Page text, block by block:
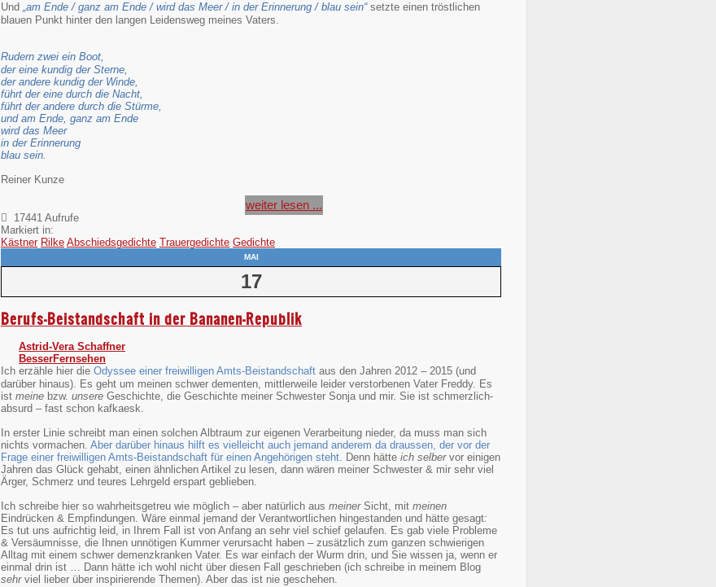
Und „am Ende / ganz am Ende / wird das Meer / in der Erinnerung / blau sein“ setzte einen tröstlichen
blauen Punkt hinter den langen Leidensweg meines Vaters.
Rudern zwei ein Boot,
der eine kundig der Sterne,
der andere kundig der Winde,
führt der eine durch die Nacht,
führt der andere durch die Stürme,
und am Ende, ganz am Ende
wird das Meer
in der Erinnerung
blau sein.
Reiner Kunze
weiter lesen ...
17441 Aufrufe
Markiert in:
Kästner Rilke Abschiedsgedichte Trauergedichte Gedichte
MAI
17
Berufs-Beistandschaft in der Bananen-Republik
Astrid-Vera Schaffner
BesserFernsehen
Ich erzähle hier die Odyssee einer freiwilligen Amts-Beistandschaft aus den Jahren 2012 – 2015 (und
darüber hinaus). Es geht um meinen schwer dementen, mittlerweile leider verstorbenen Vater Freddy. Es
ist meine bzw. unsere Geschichte, die Geschichte meiner Schwester Sonja und mir. Sie ist schmerzlich-
absurd – fast schon kafkaesk.
In erster Linie schreibt man einen solchen Albtraum zur eigenen Verarbeitung nieder, da muss man sich
nichts vormachen. Aber darüber hinaus hilft es vielleicht auch jemand anderem da draussen, der vor der
Frage einer freiwilligen Amts-Beistandschaft für einen Angehörigen steht. Denn hätte ich selbervor einigen
Jahren das Glück gehabt, einen ähnlichen Artikel zu lesen, dann wären meiner Schwester & mir sehr viel
Ärger, Schmerz und teures Lehrgeld erspart geblieben.
Ich schreibe hier so wahrheitsgetreu wie möglich – aber natürlich aus meinerSicht, mit meinen
Eindrücken & Empfindungen. Wäre einmal jemand der Verantwortlichen hingestanden und hätte gesagt:
Es tut uns aufrichtig leid, in Ihrem Fall ist von Anfang an sehr viel schief gelaufen. Es gab viele Probleme
& Versäumnisse, die Ihnen unnötigen Kummer verursacht haben – zusätzlich zum ganzen schwierigen
Alltag mit einem schwer demenzkranken Vater. Es war einfach der Wurm drin, und Sie wissen ja, wenn er
einmal drin ist … Dann hätte ich wohl nicht über diesen Fall geschrieben (ich schreibe in meinem Blog
sehrviel lieber über inspirierende Themen). Aber das ist nie geschehen.